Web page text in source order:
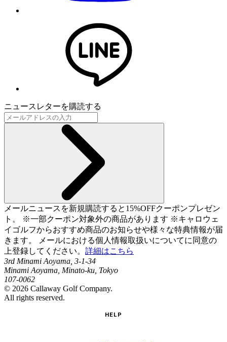
ニュースレターを購読する
メールニュースを新規購読すると15%OFFクーポンプレゼン
ト。 ※一部クーポン対象外の商品があります ※キャロウェ
イゴルフからおすすめ商品のお知らせや様々な特典情報が届
きます。 メールにおける個人情報取扱いについてに同意の
上登録してください。 詳細はこちら
3rd Minami Aoyama, 3-1-34
Minami Aoyama, Minato-ku, Tokyo
107-0062
© 2026 Callaway Golf Company.
All rights reserved.
HELP